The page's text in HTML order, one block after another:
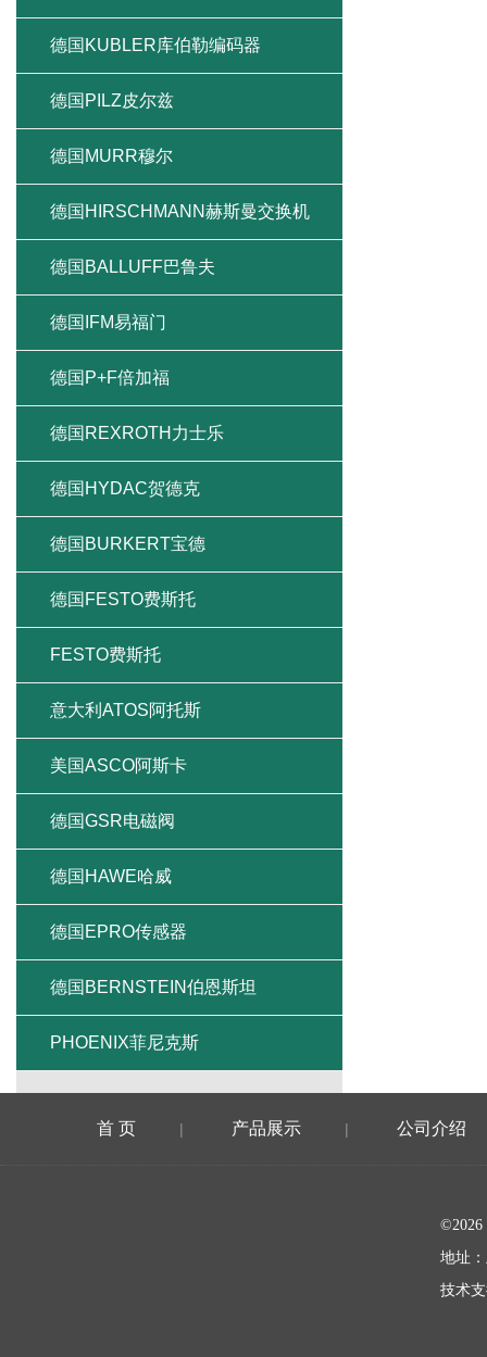
德国KUBLER库伯勒编码器
德国PILZ皮尔兹
德国MURR穆尔
德国HIRSCHMANN赫斯曼交换机
德国BALLUFF巴鲁夫
德国IFM易福门
德国P+F倍加福
德国REXROTH力士乐
德国HYDAC贺德克
德国BURKERT宝德
德国FESTO费斯托
FESTO费斯托
意大利ATOS阿托斯
美国ASCO阿斯卡
德国GSR电磁阀
德国HAWE哈威
德国EPRO传感器
德国BERNSTEIN伯恩斯坦
PHOENIX菲尼克斯
首 页 | 产品展示 | 公司介绍
地址
技术